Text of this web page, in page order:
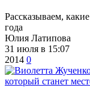
Рассказываем,
года
Юлия Латипова
31 июля в 15:07
2014 0